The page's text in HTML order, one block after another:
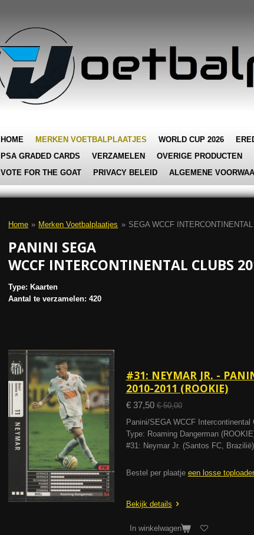
HOME MERKEN VOETBALPLAATJES WORLD CUP 2026
PSA GRADED CARDS
VERZAMELEN OVERIGE PRODUCTEN
VOTE FOR THE GOAT
PRIVACY BELEID ALGEMENE
Home » Merken Voetbalplaatjes » SEGA WCCF
PANINI SEGA
WCCF INTERCONTINENTAL CLUBS
Type: Kaarten
Aantal te verzamelen: 420
#31: NEYMAR JR. -
2010-2011 (ROOKIE)
€ 37,50 € 50,00
Panini/SEGA WCCF Intercontinental
Type: Roaming Dangerman
#31: Neymar Jr. (Santos FC, Brazilië)
Bestel per plaatje een losse toploader
Bekijk details
In winkelwagen